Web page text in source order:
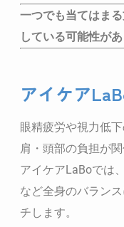
一つでも当てはま
している可能性があ
アイケア
眼精疲労や視力低
肩・頭部の負担が
アイケアLaBoでは
など全身のバラン
チします。